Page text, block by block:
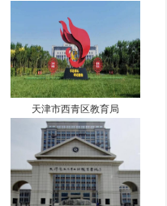
天津市西青区教育局